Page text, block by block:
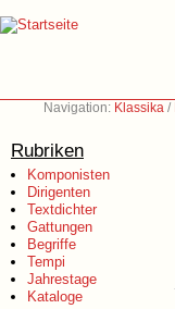
Navigation: Klassika /
Rubriken
Komponisten
Dirigenten
Textdichter
Gattungen
Begriffe
Tempi
Jahrestage
Kataloge